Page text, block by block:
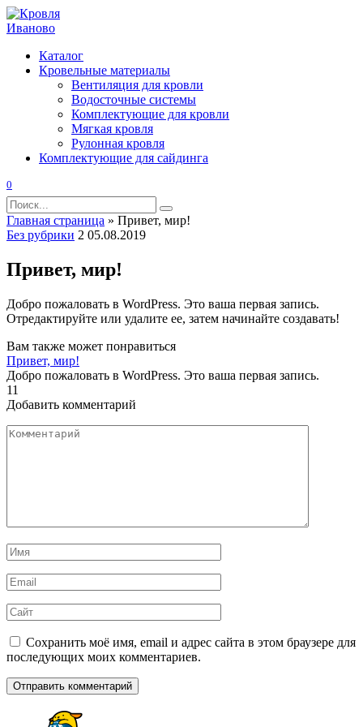
Перейти
к
Каталог
Кровельные материалы
Вентиляция для кровли
Водосточные системы
Комплектующие для кровли
Мягкая кровля
Рулонная кровля
Комплектующие для сайдинга
0
Search
for:
Главная страница » Привет, мир!
Без рубрики 2 05.08.2019
Привет, мир!
Добро пожаловать в WordPress. Это ваша первая запись.
Отредактируйте или удалите ее, затем начинайте создавать!
Вам также может понравиться
Привет, мир!
Добро пожаловать в WordPress. Это ваша первая запись.
11
Добавить комментарий
Комментарий
Имя
*
Email
*
Сайт
Сохранить моё имя, email и адрес сайта в этом браузере для
последующих моих комментариев.